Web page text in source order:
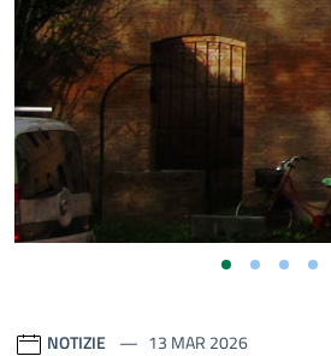
Slide 1
Contenuti in evidenza
NOTIZIE 13 MAR 2026